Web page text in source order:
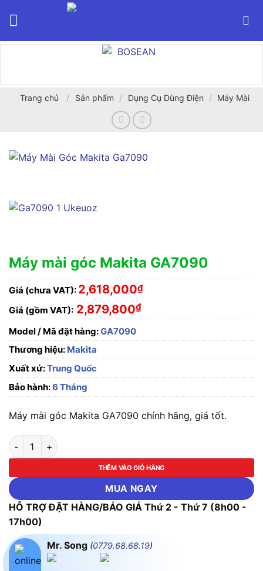
Trang chủ / Sản phẩm / Dụng Cụ Dùng Điện / Máy Mài
Máy mài góc Makita GA7090
Giá (chưa VAT): 2,618,000₫
Giá (gồm VAT): 2,879,800₫
Model / Mã đặt hàng:GA7090
Thương hiệu: Makita
Xuất xứ:Trung Quốc
Bảo hành:6 Tháng
Máy mài góc Makita GA7090 chính hãng, giá tốt.
Máy mài góc Makita GA7090 số lượng
THÊM VÀO GIỎ HÀNG
MUA NGAY
HỖ TRỢ ĐẶT HÀNG/BÁO GIÁ Thứ 2 - Thứ 7 (8h00 -
17h00)
Mr. Song (0779.68.68.19)